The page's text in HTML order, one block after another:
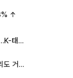
↑
美 ‘232조 하이브리드 제재’ 임박…K-태양광, 불확실성 털고 날개 다나
'국책은행 3사' 직원들, 다음주 여의도 거리 나서는 까닭은